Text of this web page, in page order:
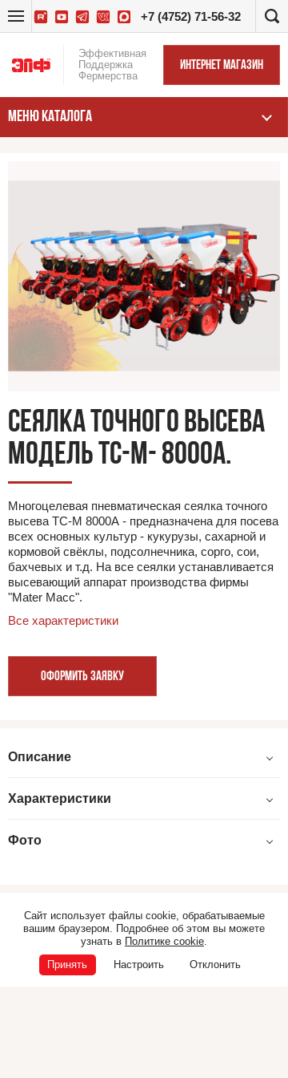
+7 (4752) 71-56-32
Эффективная
Поддержка
Фермерства
ИНТЕРНЕТ МАГАЗИН
МЕНЮ КАТАЛОГА
СЕЯЛКА ТОЧНОГО ВЫСЕВА
МОДЕЛЬ ТC-М- 8000А.
Многоцелевая пневматическая сеялка точного
высева ТC-М 8000А - предназначена для посева
всех основных культур - кукурузы, сахарной и
кормовой свёклы, подсолнечника, сорго, сои,
бахчевых и т.д. На все сеялки устанавливается
высевающий аппарат производства фирмы
"Mater Масс".
Все характеристики
ОФОРМИТЬ ЗАЯВКУ
Описание
Характеристики
Фото
Самоходная техника
Прицепная техника
Коммунальная техника
ТЕХНИКА CANCELA
Дополнительное
Сайт использует файлы cookie, обрабатываемые
вашим браузером. Подробнее об этом вы можете
узнать в Политике cookie.
Принять
Настроить Отклонить